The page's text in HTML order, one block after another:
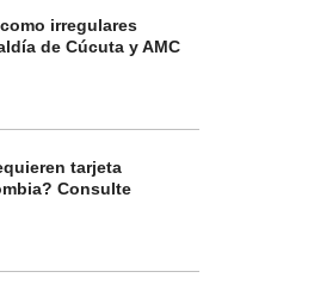
irregulares
de Cúcuta y AMC
tarjeta
Consulte